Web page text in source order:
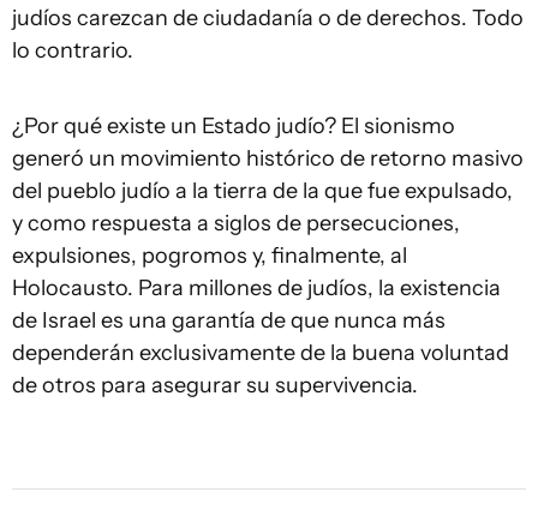
judíos carezcan de ciudadanía o de derechos. Todo
lo contrario.
¿Por qué existe un Estado judío? El sionismo
generó un movimiento histórico de retorno masivo
del pueblo judío a la tierra de la que fue expulsado,
y como respuesta a siglos de persecuciones,
expulsiones, pogromos y, finalmente, al
Holocausto. Para millones de judíos, la existencia
de Israel es una garantía de que nunca más
dependerán exclusivamente de la buena voluntad
de otros para asegurar su supervivencia.